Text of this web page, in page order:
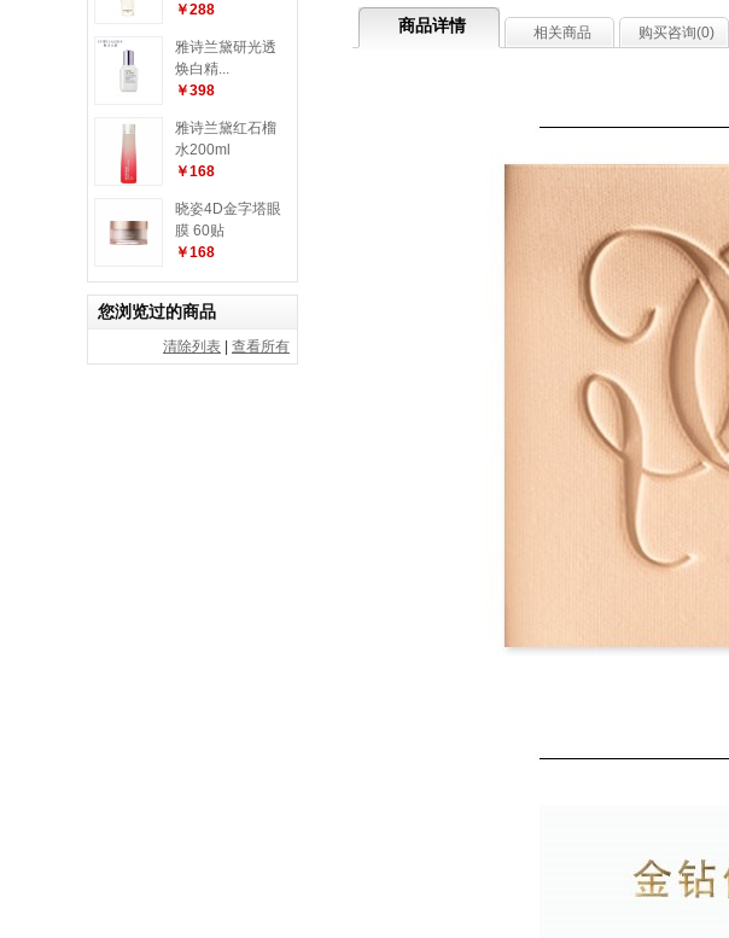
商品详情 相关商品 购买咨询(0)
￥288
雅诗兰黛研光透
焕白精...
￥398
雅诗兰黛红石榴
水200ml
￥168
晓姿4D金字塔眼
膜 60贴
￥168
您浏览过的商品
清除列表 查看所有